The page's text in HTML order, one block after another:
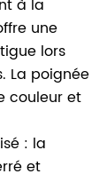
à la
une
lors
La poignée
couleur et
: la
et